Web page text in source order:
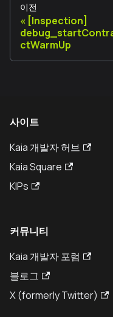
이전
[Inspection]
ctWarmUp
사이트
Kaia 개발자 허브
Kaia Square
KIPs
커뮤니티
Kaia 개발자 포럼
블로그
X (formerly Twitter)